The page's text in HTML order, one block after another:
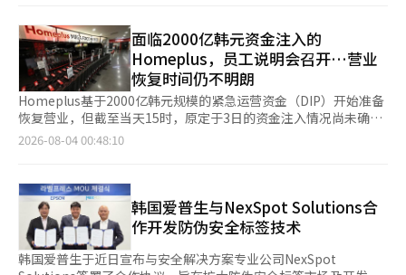
KC认证，购买前请仔细核对产品信息。”他还表示：“下半年将
继续对海外直购产品进行安全性调查，以防止有害产品流入国
内。”※ 本报道经人工智能（AI）系统翻译与编辑。
冷感面膜”6月销量环比暴增260%。 助眠降温产品需求同步增
长，现代百货旗下Zinus凉感床垫“Ultima Air”上月销售额同比
增长46%，Simmons凉感寝具套装销量增长20%。 高温天气超长
待机，越来越多人减少不必要的外出，通过外卖或线上购物解决饮
食需求。“外卖的民族”数据显示，上月25日至本月2日，参鸡汤
订单量环比增长81%，鳗鱼烧、鳗鱼盖饭、烤鸭等夏季滋补类菜品
订单分别增长38%、20%和19%。刨冰、豆浆冷面、冷面订单量
分别增长63%、52%和28%。 高温天气下，选择前往大型室内商
乐天、新世界、现代百货店客流量分别较前一周增长30%、14%
和17%。乐天奥特莱斯和现代奥特莱斯客流量也分别增长40%和
28%。 炎炎烈日下，外卖小哥的健康安全再次受到关注，各大外
卖平台纷纷升级高温安全保障措施。“外卖的民族”连续第二年实
施骑手免费饮用水项目。今年夏季共向全国配送站发放约70万瓶矿
泉水，并在取餐等候区增设冷风机和循环风扇，并联合韩国雇佣劳
释为“美味健康餐”。自2021年开设首家门店以来，受益于“健
康快乐”趋势的扩散，目前在首尔主要商业区已扩展至12家门店。
ProTiner钟阁店的相关人士表示：“不仅是午餐，很多上班族也
会在下班后来这里吃晚餐。以前的主要客户是健身爱好者，而最近
希望健康就餐的一般上班族的比例大幅增加。” 随着健康意识的
提升，享受美食的“健康快乐”文化正在改变食品和餐饮市场的面
貌。过去仅限于减肥或运动目的的蛋白质·低糖产品，如今已渗透
到日常餐食和零食中。为此，专业餐饮品牌和特色店铺纷纷涌现，
根据韩国农水产食品流通公社(aT)的数据显示，韩国蛋白质食品市
场规模在2022年仅约为4000亿韩元，但预计到2025年将激增至
6850亿韩元，今年有望达到8000亿韩元。 低糖食品市场也在快速
扩大。根据食品药品安全处的数据，2024年低糖产品的生产实绩
报告项目达到590个，比去年增加了两倍以上。韩国低糖食品市场
规模也从2022年的3010亿韩元增长至去年的4120亿韩元，增长率
面临2000亿韩元资金注入的
Homeplus，员工说明会召开…营业
恢复时间仍不明朗
Homeplus基于2000亿韩元规模的紧急运营资金（DIP）开始准备
恢复营业，但截至当天15时，原定于3日的资金注入情况尚未确
定。Homeplus计划在资金到位后的一周内重新开店，但如果资金
了关于恢复营业后上班与否的意见。会议确认了休假员工是否希望
上班或继续休假。 此外，由于目前负责超市停车、购物车管理和
清洁等工作的间接雇佣人员大部分已撤离，恢复营业初期，现有员
工可能需要兼任相关工作。 当天，Homeplus也开始了门店运营的
实务准备。从当天起，各门店将安排一名能够操作叉车的库存管理
2026-08-04 00:48:10
韩国爱普生与NexSpot Solutions合
作开发防伪安全标签技术
韩国爱普生于近日宣布与安全解决方案专业公司NexSpot